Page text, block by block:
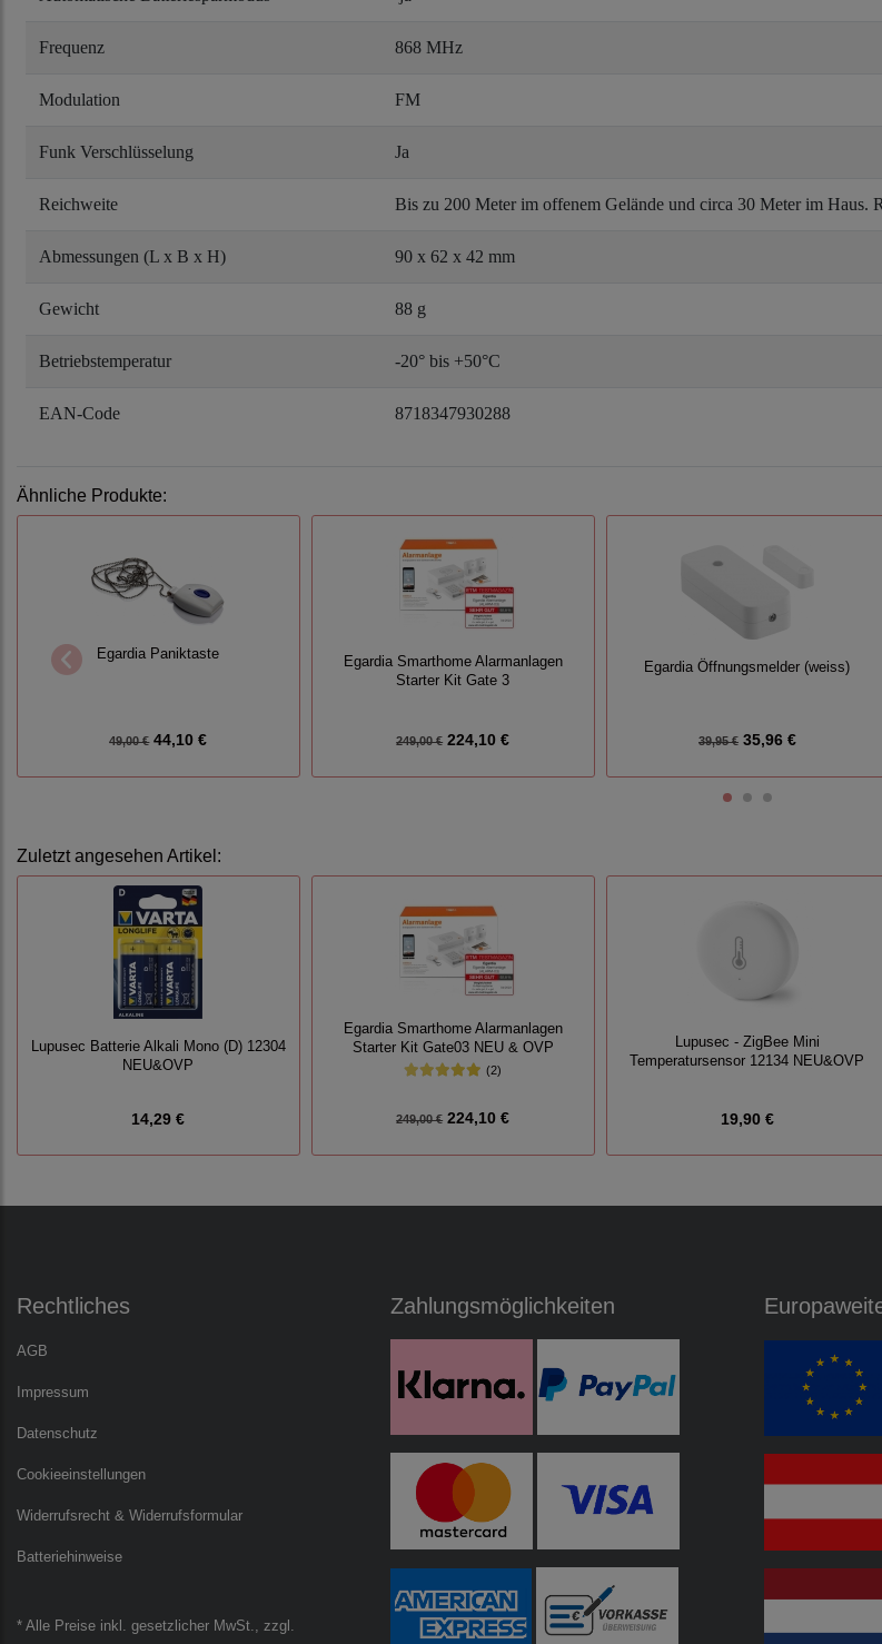
Frequenz 868 MHz
Modulation FM
Funk Verschlüsselung Ja
Reichweite Bis zu 200 Meter im offenem Gelände und circa 30 Meter im
Abmessungen (L x B x H) 90 x 62 x 42 mm
Gewicht 88 g
Betriebstemperatur -20° bis +50°C
EAN-Code 8718347930288
Ähnliche Produkte:
Egardia Paniktaste
49,00 €44,10 €
Egardia Smarthome Alarmanlagen
Starter Kit Gate 3
249,00 € 224,10 €
Egardia Öffnungsmelder (weiss)
39,95 €35,96 €
Zuletzt angesehen Artikel:
Lupusec Batterie Alkali Mono (D) 12304
NEU&OVP
14,29 €
Egardia Smarthome Alarmanlagen
Starter Kit Gate03 NEU & OVP
(2)
249,00 € 224,10 €
Lupusec - ZigBee Mini
Temperatursensor 12134 NEU&OVP
19,90 €
Rechtliches
AGB
Impressum
Datenschutz
Cookieeinstellungen
Widerrufsrecht & Widerrufsformular
Batteriehinweise
* Alle Preise inkl. gesetzlicher MwSt., zzgl.
Zahlungsmöglichkeiten